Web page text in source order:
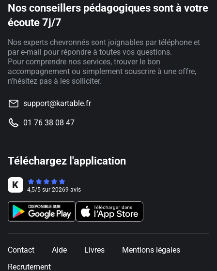
Nos conseillers pédagogiques sont à votre
écoute 7j/7
Nos experts chevronnés sont joignables par téléphone et
par e-mail pour répondre à toutes vos questions.
Pour comprendre nos services, trouver le bon
accompagnement ou simplement souscrire à une offre,
n'hésitez pas à les solliciter.
support@kartable.fr
01 76 38 08 47
Téléchargez l'application
4,5/5 sur 20269 avis
Contact Aide Livres
Mentions légales
Recrutement